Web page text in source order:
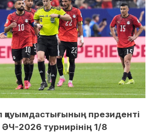
президенті
2026 турнирінің 1/8